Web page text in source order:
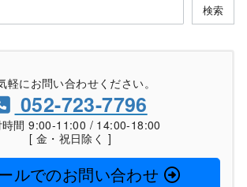
検索
軽にお問い合わせください。
052-723-7796
時間 9:00-11:00 / 14:00-18:00
[ 金・祝日除く ]
ルでのお問い合わせ